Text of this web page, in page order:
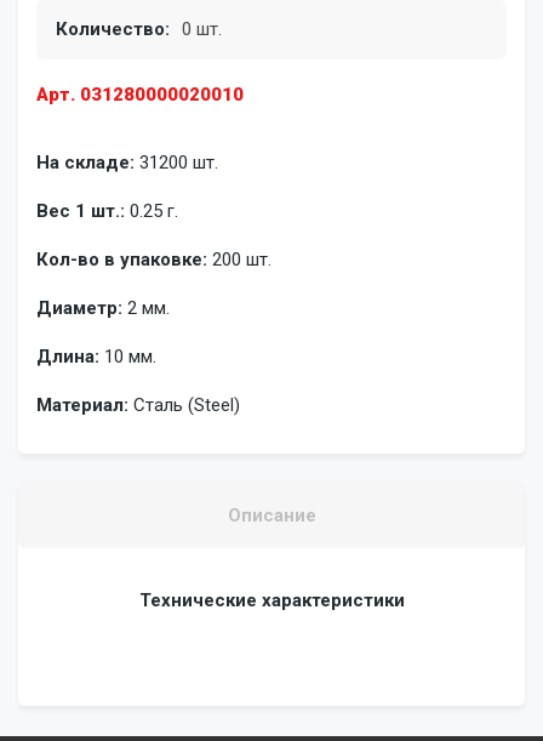
Арт. 031280000020010
На складе: 31200 шт.
Вес 1 шт.: 0.25 г.
Кол-во в упаковке: 200 шт.
Диаметр: 2 мм.
Длина: 10 мм.
Материал: Сталь (Steel)
Количество: 0 шт.
Описание
Технические характеристики